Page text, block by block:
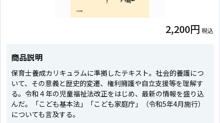
2,200円 税込
商品説明
保育士養成カリキュラムに準拠したテキスト。社会的養護につ
いて、その意義と歴史的変遷、権利擁護や自立支援等を理解す
る。令和４年の児童福祉法改正をはじめ、最新の情報を盛り込
んだ。「こども基本法」「こども家庭庁」（令和5年4月施行）
についても言及する。